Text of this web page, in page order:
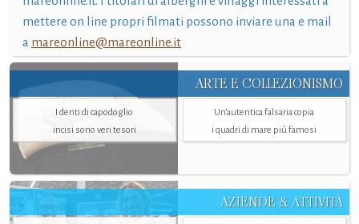
mettere on line propri filmati possono inviare una e mail
a mareonline@mareonline.it
ARTE E COLLEZIONISMO
I denti di capodoglio
incisi sono veri tesori
Un’autentica falsaria copia
i quadri di mare più famosi
AZIENDE & ATTIVITÀ